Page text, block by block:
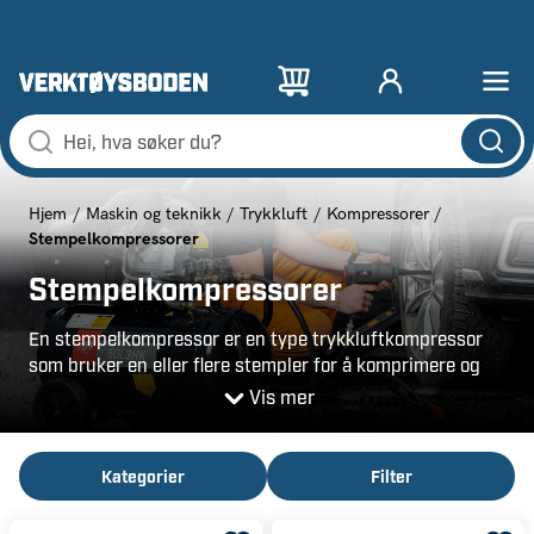
Hjem Maskin og teknikk Trykkluft Kompressorer
Stempelkompressorer
Stempelkompressorer
En stempelkompressor er en type trykkluftkompressor
som bruker en eller flere stempler for å komprimere og
levere luft til tanken. De er robuste, pålitelige og ofte
som krever et mer konstant luftstrøm og er godt egnet
for verksteder, garasjer og industrielle miljøer.
Vis mer
Kategorier Filter